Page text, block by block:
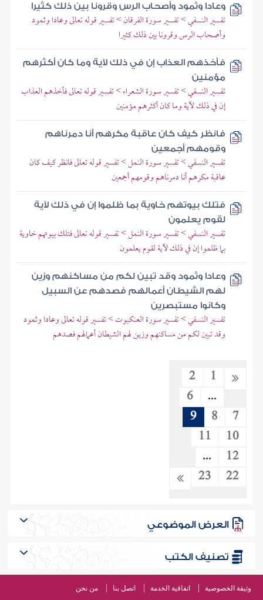
وعادا وثمود وأصحاب الرس وقرونا بين ذلك كثيرا
تفسير النسفي > تفسير سورة الفرقان > تفسير قوله تعالى وعادا وثمود
وأصحاب الرس وقرونا بين ذلك كثيرا
فأخذهم العذاب إن في ذلك لآية وما كان أكثرهم
مؤمنين
تفسير النسفي > تفسير سورة الشعراء > تفسير قوله تعالى فأخذهم العذاب
إن في ذلك لآية وما كان أكثرهم مؤمنين
فانظر كيف كان عاقبة مكرهم أنا دمرناهم
وقومهم أجمعين
تفسير النسفي > تفسير سورة النمل > تفسير قوله تعالى فانظر كيف كان
عاقبة مكرهم أنا دمرناهم وقومهم أجمعين
فتلك بيوتهم خاوية بما ظلموا إن في ذلك لآية
لقوم يعلمون
تفسير النسفي > تفسير سورة النمل > تفسير قوله تعالى فتلك بيوتهم خاوية
بما ظلموا إن في ذلك لآية لقوم يعلمون
وعادا وثمود وقد تبين لكم من مساكنهم وزين
لهم الشيطان أعمالهم فصدهم عن السبيل
وكانوا مستبصرين
تفسير النسفي > تفسير سورة العنكبوت > تفسير قوله تعالى وعادا وثمود
وقد تبين لكم من مساكنهم وزين لهم الشيطان أعمالهم فصدهم
1
2
...
6
7
8
9
10
11
12
...
22
23
العرض الموضوعي
تصنيف الكتب
وثيقة الخصوصية اتفاقية الخدمة اتصل بنا من نحن